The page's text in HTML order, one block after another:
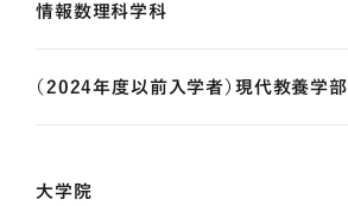
情報数理科学科
（2024年度以前入学者）現代教養学部
大学院